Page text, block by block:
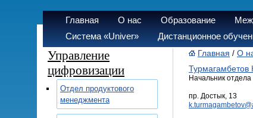
Главная О нас Образование
Система «Univer»
Дистанционное
Управление
цифровизации
Отдел продуктового
менеджмента
Главная / О
Турмагамбетов
Начальник
пр. Достык, 13